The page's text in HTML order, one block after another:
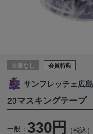
在庫なし 会員特典
サンフレッチェ広島
20マスキングテープ
一般： 330円 （税込）